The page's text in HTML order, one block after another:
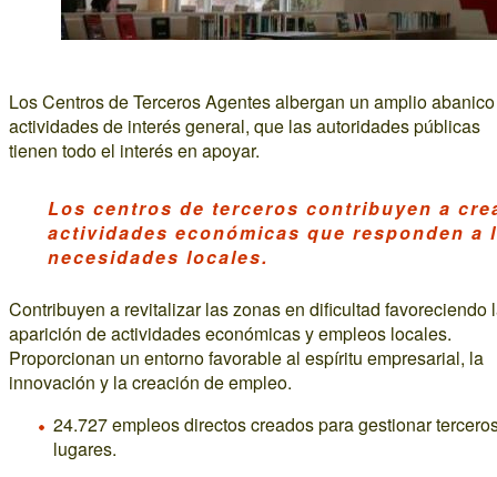
Los Centros de Terceros Agentes albergan un amplio
actividades de interés general, que las autoridades públicas
tienen todo el interés en apoyar.
Los centros de terceros contribuyen a
actividades económicas que responden a
necesidades locales.
Contribuyen a revitalizar las zonas en dificultad favoreciendo
aparición de actividades económicas y empleos locales.
Proporcionan un entorno favorable al espíritu empresarial, la
innovación y la creación de empleo.
24.727 empleos directos creados para gestionar
lugares.